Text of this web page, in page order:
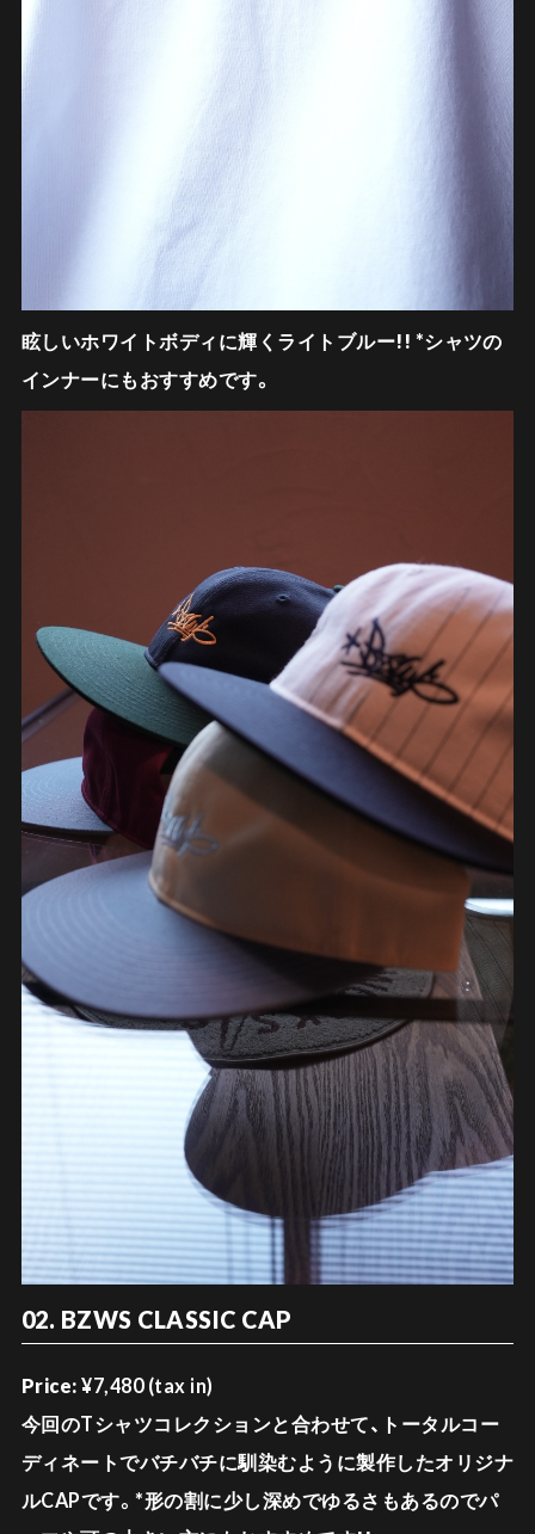
眩しいホワイトボディに輝くライトブルー!! *シャツの
インナーにもおすすめです。
02. BZWS CLASSIC CAP
Price: ¥7,480 (tax in)
今回のTシャツコレクションと合わせて、トータルコー
ディネートでバチバチに馴染むように製作したオリジナ
ルCAPです。 *形の割に少し深めでゆるさもあるのでパ